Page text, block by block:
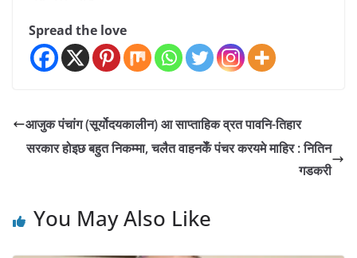
Spread the love
आजुक पंचांग (सूर्योदयकालीन) आ साप्ताहिक व्रत पावनि-तिहार
सरकार होइछ बहुत निकम्‍मा, चलैत वाहनकेँ पंचर करयमे माहिर : नितिन
गडकरी
You May Also Like